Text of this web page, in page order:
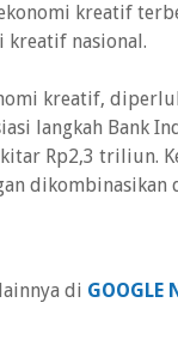
kreatif
kreatif nasional.
kreatif,
langkah Bank
Rp2,3 triliun.
dikombinasikan
di GOOGLE